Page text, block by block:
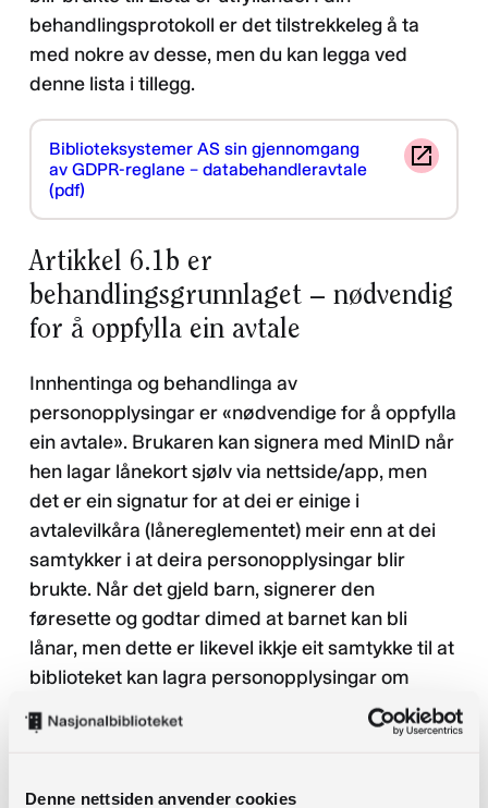
Denne nettsiden anvender cookies
behandlingsprotokoll er det tilstrekkeleg å ta
med nokre av desse, men du kan legga ved
denne lista i tillegg.
Biblioteksystemer AS sin gjennomgang
av GDPR-reglane – databehandleravtale
(pdf)
Artikkel 6.1b er
behandlingsgrunnlaget – nødvendig
for å oppfylla ein avtale
Innhentinga og behandlinga av
personopplysingar er «nødvendige for å oppfylla
ein avtale». Brukaren kan signera med MinID når
hen lagar lånekort sjølv via nettside/app, men
det er ein signatur for at dei er einige i
avtalevilkåra (lånereglementet) meir enn at dei
samtykker i at deira personopplysingar blir
brukte. Når det gjeld barn, signerer den
føresette og godtar dimed at barnet kan bli
lånar, men dette er likevel ikkje eit samtykke til at
biblioteket kan lagra personopplysingar om
barnet.